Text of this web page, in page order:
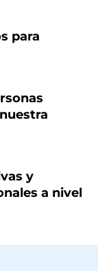
para
y
a nivel